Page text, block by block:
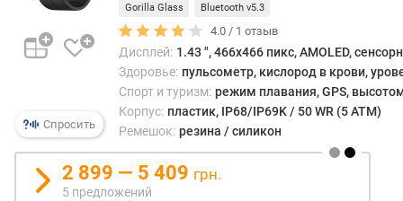
ш
т
)
р
м
Спросить
Gorilla Glass Bluetooth v5.3
4.0 / 1 отзыв
Дисплей: 1.43 ", 466x466 пикс, AMOLED,
Здоровье: пульсометр, кислород в крови,
Спорт и туризм: режим плавания, GPS,
Корпус: пластик, IP68/IP69K / 50 WR (5 ATM)
Ремешок: резина / силикон
2 899 — 5 409 грн.
5 предложений